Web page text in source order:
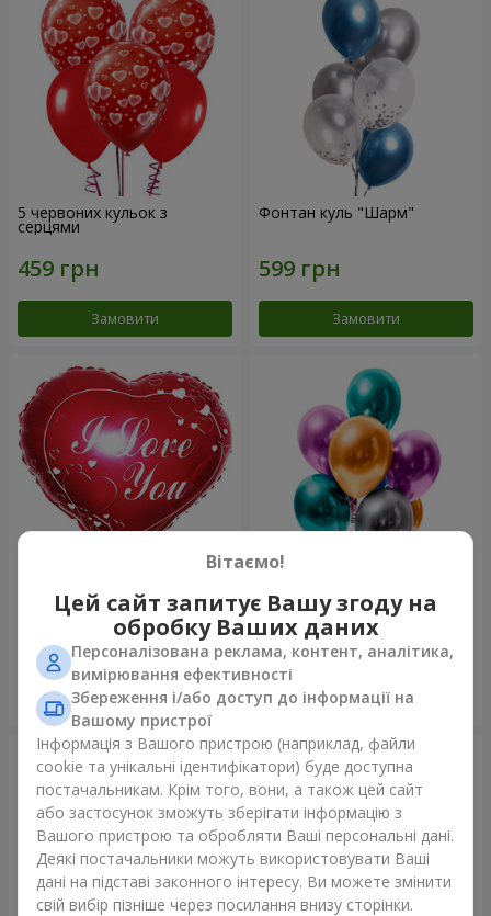
5 червоних кульок з
серцями
Замовити
Фонтан куль "Шарм"
Замовити
Кулька "Я тебе кохаю"
Замовити
Фонтан куль “Polar Lights”
Замовити
Вітаємо!
Цей сайт запитує Вашу згоду на
обробку Ваших даних
Персоналізована реклама, контент, аналітика,
вимірювання ефективності
Збереження і/або доступ до інформації на
Вашому пристрої
Інформація з Вашого пристрою (наприклад, файли
cookie та унікальні ідентифікатори) буде доступна
постачальникам. Крім того, вони, а також цей сайт
або застосунок зможуть зберігати інформацію з
Вашого пристрою та обробляти Ваші персональні дані.
Деякі постачальники можуть використовувати Ваші
дані на підставі законного інтересу. Ви можете змінити
свій вибір пізніше через посилання внизу сторінки.